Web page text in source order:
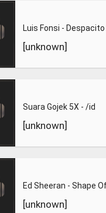
[unknown]
Suara Gojek 5X - /id
[unknown]
Ed Sheeran - Shape
[unknown]